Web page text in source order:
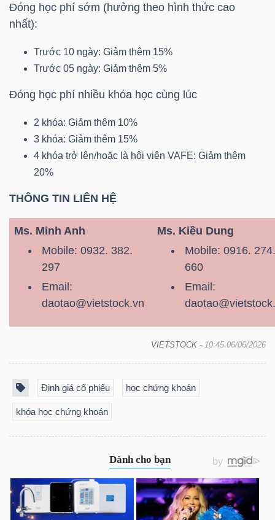
Đóng học phí sớm (hưởng theo hình thức cao
nhất):
Trước 10 ngày: Giảm thêm 15%
Trước 05 ngày: Giảm thêm 5%
Đóng học phí nhiều khóa học cùng lúc
2 khóa: Giảm thêm 10%
3 khóa: Giảm thêm 15%
4 khóa trở lên/hoặc là hội viên VAFE: Giảm thêm
20%
THÔNG TIN LIÊN HỆ
Ms. Minh Anh
Mobile: 0932. 382.
297
Email:
daotao@vietstock.vn
Ms. Kiều Dung
Mobile: 0916. 274.
660
Email:
VIETSTOCK - 10:45 06/06/2026
Định giá cổ phiếu học chứng khoán
khóa học chứng khoán
tích
(-)
Thuật
ngữ
Đào
Sách
Công
tư